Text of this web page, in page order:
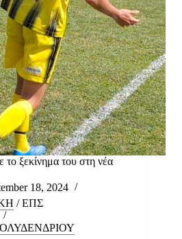
το ξεκίνημα του στη νέα
18, 2024
/ΕΠΣ